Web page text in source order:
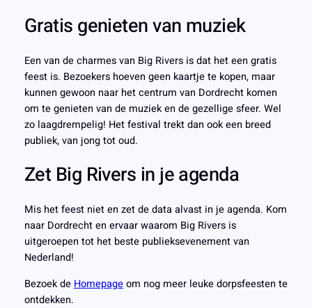
Gratis genieten van muziek
Een van de charmes van Big Rivers is dat het een gratis
feest is. Bezoekers hoeven geen kaartje te kopen, maar
kunnen gewoon naar het centrum van Dordrecht komen
om te genieten van de muziek en de gezellige sfeer. Wel
zo laagdrempelig! Het festival trekt dan ook een breed
publiek, van jong tot oud.
Zet Big Rivers in je agenda
Mis het feest niet en zet de data alvast in je agenda. Kom
naar Dordrecht en ervaar waarom Big Rivers is
uitgeroepen tot het beste publieksevenement van
Nederland!
Bezoek de Homepageom nog meer leuke dorpsfeesten te
ontdekken.